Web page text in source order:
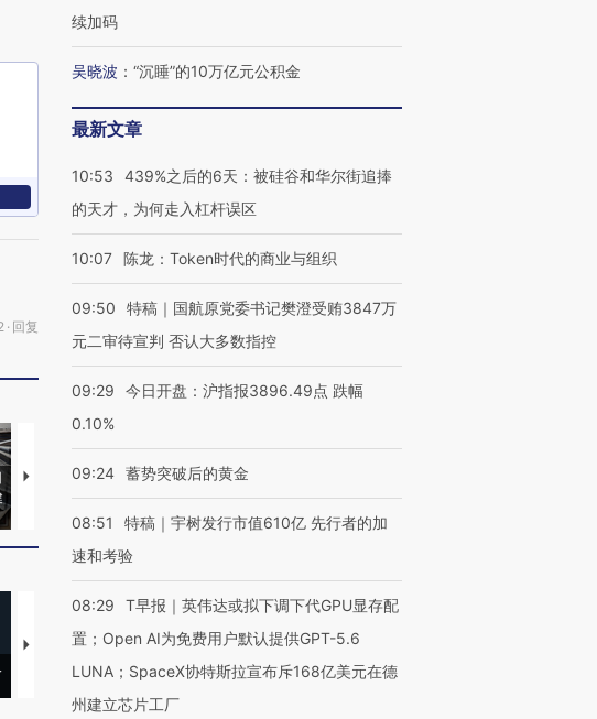
· 回复
视线｜HYROX的吸金
术：是什么让中产们甘
心“花钱找虐”？
马航飞行员跨国走私7万
粒摇头丸 尿检体内含3种
毒品
度Z世代 用街头抗争将教
育部长拱下台
【推广】走进第四届链博
会，让数智科技“链”接产
【特别呈现】寻找100种
CFO：不靠规模取胜，华
续加码
吴晓波 ： “沉睡”的10万亿元公积金
最新文章
10:53
439%之后的6天：被硅谷和华尔街追捧
的天才，为何走入杠杆误区
10:07 陈龙：Token时代的商业与组织
09:50
特稿｜国航原党委书记樊澄受贿3847万
元二审待宣判 否认大多数指控
09:29
今日开盘：沪指报3896.49点 跌幅
0.10%
09:24 蓄势突破后的黄金
08:51
特稿｜宇树发行市值610亿 先行者的加
速和考验
08:29
T早报｜英伟达或拟下调下代GPU显存配
置；Open AI为免费用户默认提供GPT-5.6
LUNA；SpaceX协特斯拉宣布斥168亿美元在德
州建立芯片工厂